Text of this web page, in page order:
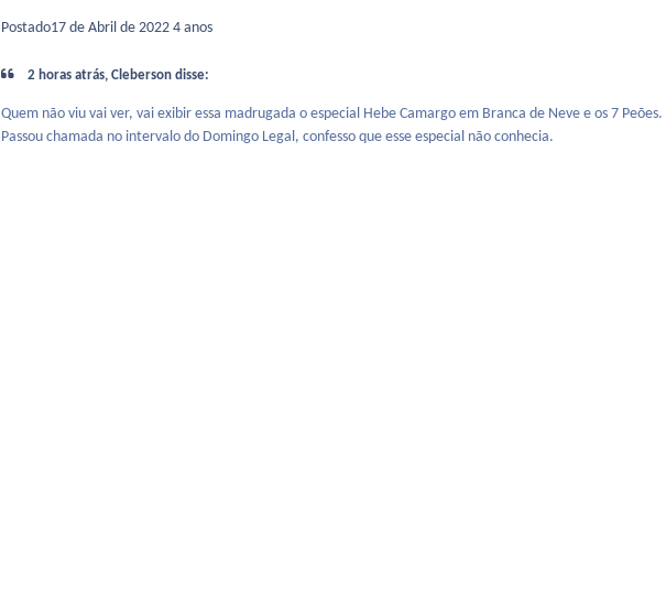
Postado17 de Abril de 2022 4 anos
2 horas atrás, Cleberson disse:
Quem não viu vai ver, vai exibir essa madrugada o especial Hebe Camargo em Branca de Neve e os 7 Peões.
Passou chamada no intervalo do Domingo Legal, confesso que esse especial não conhecia.